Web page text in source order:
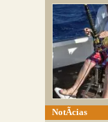
NotÃ­cias